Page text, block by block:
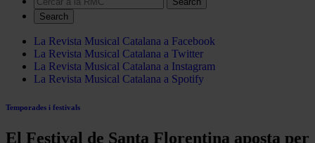
Search
La Revista Musical Catalana a Facebook
La Revista Musical Catalana a Twitter
La Revista Musical Catalana a Instagram
La Revista Musical Catalana a Spotify
Temporades i festivals
El Festival de Santa Florentina aposta per